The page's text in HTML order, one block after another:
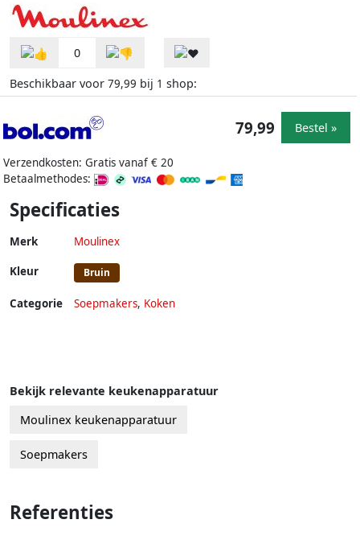
0
Beschikbaar voor 79,99 bij 1 shop:
Verzendkosten: Gratis vanaf € 20
Betaalmethodes:
79,99 Bestel »
Specificaties
Merk Moulinex
Kleur Bruin
Categorie Soepmakers, Koken
Bekijk relevante keukenapparatuur
Moulinex keukenapparatuur
Soepmakers
Referenties